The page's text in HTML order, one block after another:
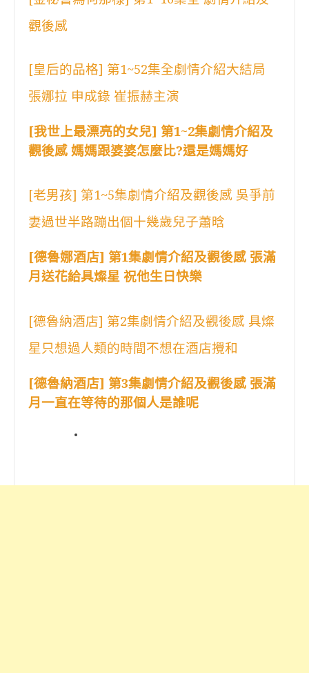
觀後感
[皇后的品格] 第1~52集全劇情介紹大結局
張娜拉 申成錄 崔振赫主演
[我世上最漂亮的女兒] 第1~2集劇情介紹及
觀後感 媽媽跟婆婆怎麼比?還是媽媽好
[老男孩] 第1~5集劇情介紹及觀後感 吳爭前
妻過世半路蹦出個十幾歲兒子蕭晗
[德魯娜酒店] 第1集劇情介紹及觀後感 張滿
月送花給具燦星 祝他生日快樂
[德魯納酒店] 第2集劇情介紹及觀後感 具燦
星只想過人類的時間不想在酒店攪和
[德魯納酒店] 第3集劇情介紹及觀後感 張滿
月一直在等待的那個人是誰呢